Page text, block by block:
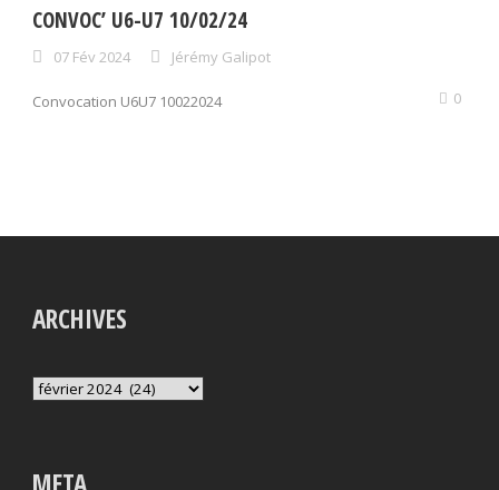
CONVOC’ U6-U7 10/02/24
07 Fév 2024 Jérémy Galipot
Convocation U6U7 10022024 0
ARCHIVES
Archives
META